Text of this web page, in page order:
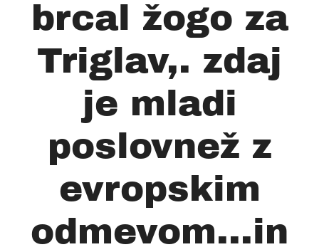
brcal žogo za
Triglav,. zdaj
je mladi
poslovnež z
evropskim
odmevom...in